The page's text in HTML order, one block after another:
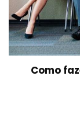
Como